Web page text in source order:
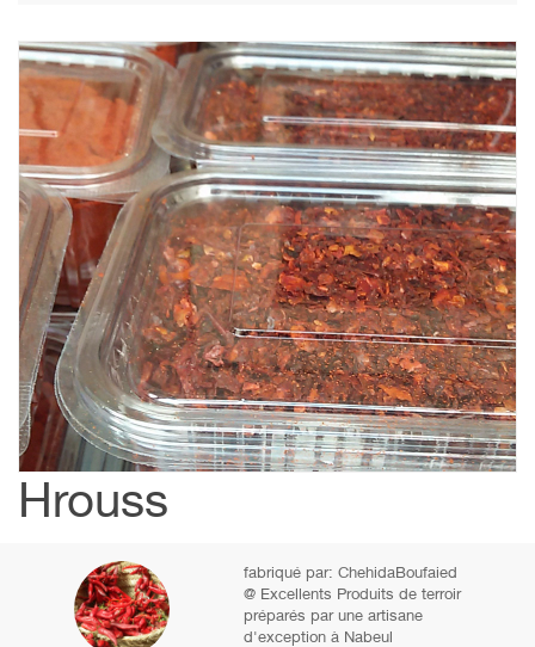
Hrouss
fabriqué par:ChehidaBoufaied
@ Excellents Produits de terroir
préparés par une artisane
d'exception à Nabeul